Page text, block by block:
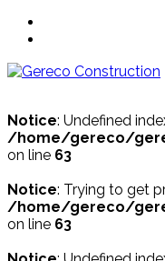
Notice: Undefined
/home/gereco/
on line 63
Notice: Trying to get
/home/gereco/
on line 63